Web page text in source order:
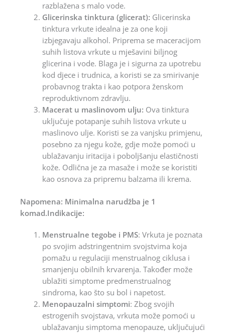
razblažena s malo vode.
Glicerinska tinktura (glicerat): Glicerinska
tinktura vrkute idealna je za one koji
izbjegavaju alkohol. Priprema se maceracijom
suhih listova vrkute u mješavini biljnog
glicerina i vode. Blaga je i sigurna za upotrebu
kod djece i trudnica, a koristi se za smirivanje
probavnog trakta i kao potpora ženskom
reproduktivnom zdravlju.
Macerat u maslinovom ulju: Ova tinktura
uključuje potapanje suhih listova vrkute u
maslinovo ulje. Koristi se za vanjsku primjenu,
posebno za njegu kože, gdje može pomoći u
ublažavanju iritacija i poboljšanju elastičnosti
kože. Odlična je za masaže i može se koristiti
kao osnova za pripremu balzama ili krema.
Napomena: Minimalna narudžba je 1
komad.Indikacije:
Menstrualne tegobe i PMS: Vrkuta je poznata
po svojim adstringentnim svojstvima koja
pomažu u regulaciji menstrualnog ciklusa i
smanjenju obilnih krvarenja. Također može
ublažiti simptome predmenstrualnog
sindroma, kao što su bol i napetost.
Menopauzalni simptomi: Zbog svojih
estrogenih svojstava, vrkuta može pomoći u
ublažavanju simptoma menopauze, uključujući